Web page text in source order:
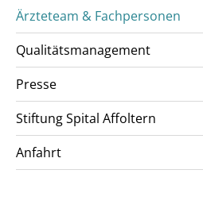
Ärzteteam & Fachpersonen
Qualitätsmanagement
Presse
Stiftung Spital Affoltern
Anfahrt